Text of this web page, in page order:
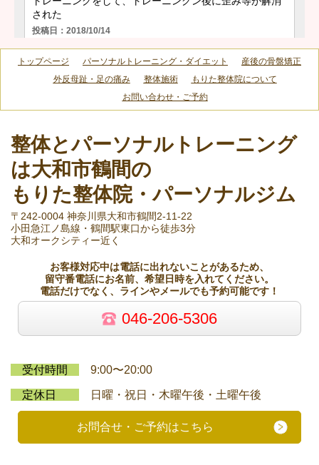
トップページ パーソナルトレーニング・ダイエット
産後の骨盤矯正
外反母趾・足の痛み
整体施術
もりた整体院について
お問い合わせ・ご予約
整体とパーソナルトレーニング
は大和市鶴間の
もりた整体院・パーソナルジム
〒242-0004 神奈川県大和市鶴間2-11-22
小田急江ノ島線・鶴間駅東口から徒歩3分
大和オークシティー近く
お客様対応中は電話に出れないことがあるため、
留守番電話にお名前、希望日時を入れてください。
電話だけでなく、ラインやメールでも予約可能です！
046-206-5306
受付時間 9:00〜20:00
定休日 日曜・祝日・木曜午後・土曜午後
お問合せ・ご予約はこちら